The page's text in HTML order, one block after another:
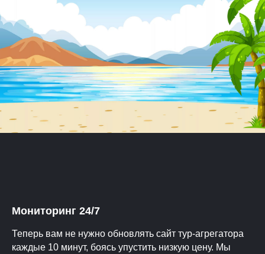
Мониторинг 24/7
Теперь вам не нужно обновлять сайт тур-агрегатора
каждые 10 минут, боясь упустить низкую цену. Мы